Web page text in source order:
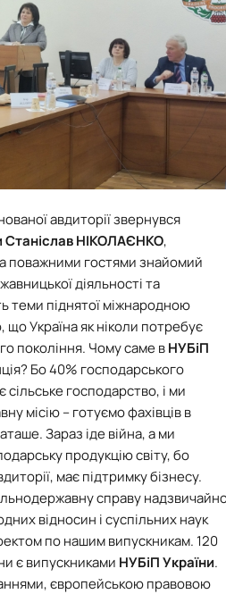
авдиторії звернувся
Станіслав НІКОЛАЄНКО,
поважними гостями знайомий
діяльності та
теми піднятої міжнародною
Україна як ніколи потребує
покоління. Чому саме вНУБіП
Бо 40% господарського
сільське господарство, і ми
місію –готуємо фахівців в
. Зараз іде війна, а ми
продукцію світу, бо
має підтримку бізнесу.
справу
відносин і суспільних наук
по нашим випускникам. 120
є випускниками НУБіП України.
європейською правовою